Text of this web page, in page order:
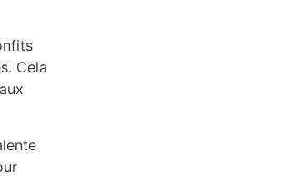
Cela